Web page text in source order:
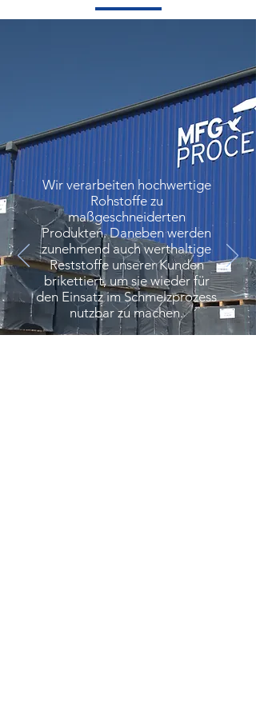
Wir verarbeiten hochwertige
Rohstoffe zu
maßgeschneiderten
Produkten. Daneben werden
zunehmend auch werthaltige
Reststoffe unserer Kunden
brikettiert, um sie wieder für
den Einsatz im Schmelzprozess
nutzbar zu machen.